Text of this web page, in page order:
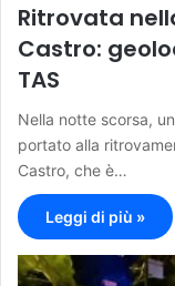
Ritrovata
Castro:
TAS
Nella notte scorsa,
portato alla
Castro, che è…
Leggi di più »